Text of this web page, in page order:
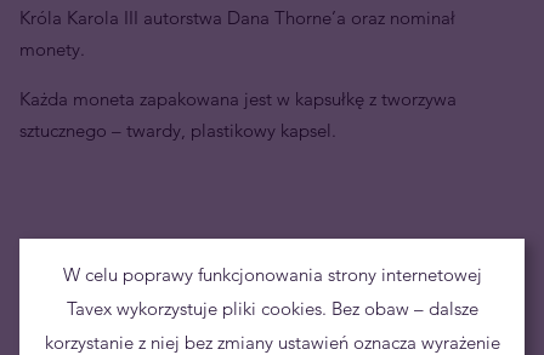
Króla Karola III autorstwa Dana Thorne’a oraz nominał
monety.
Każda moneta zapakowana jest w kapsułkę z tworzywa
sztucznego – twardy, plastikowy kapsel.
W celu poprawy funkcjonowania strony internetowej
Tavex wykorzystuje pliki cookies. Bez obaw – dalsze
korzystanie z niej bez zmiany ustawień oznacza wyrażenie